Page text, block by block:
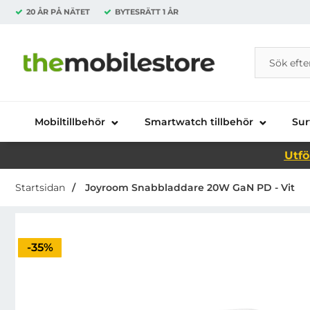
20 ÅR PÅ NÄTET BYTESRÄTT 1 ÅR
Startsidan för Danira Telecom AB
Sök
Sök på
Mobiltillbehör Smartwatch tillbehör
Startsidan Joyroom Snabbladdare 20W GaN PD - Vit
Priset är nedsatt med
-35%